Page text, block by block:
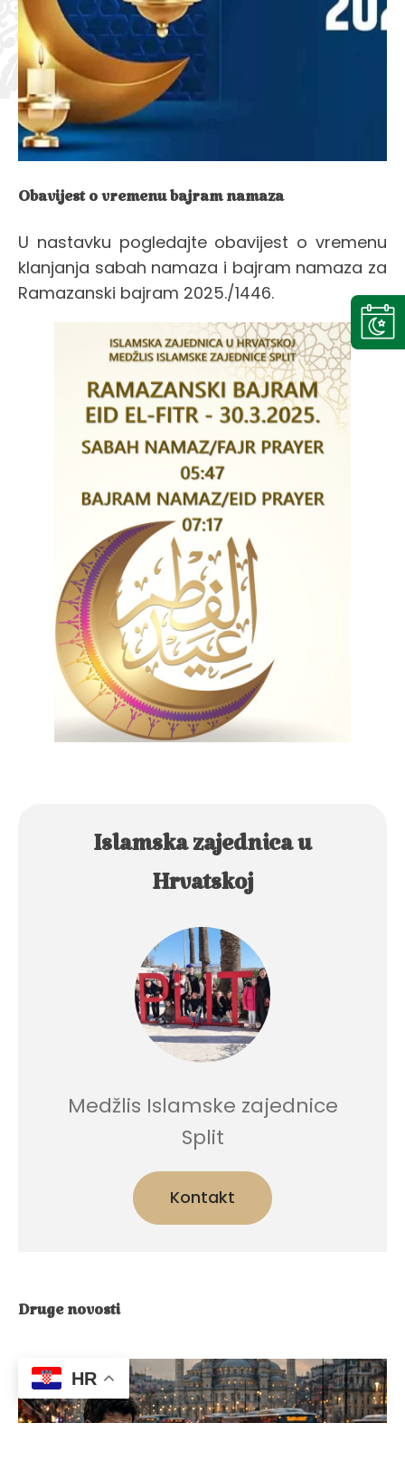
Obavijest o vremenu bajram namaza
U nastavku pogledajte obavijest o vremenu
klanjanja sabah namaza i bajram namaza za
Ramazanski bajram 2025./1446.
Islamska zajednica u
Hrvatskoj
Medžlis Islamske zajednice
Split
Kontakt
Druge novosti
HR